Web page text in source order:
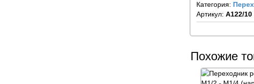
Категория:
Артикул: A122/10
Похожие